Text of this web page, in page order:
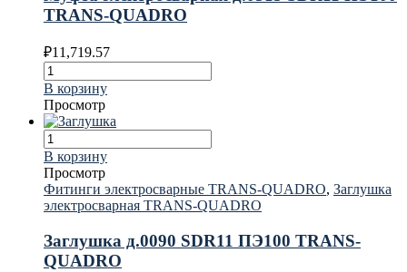
TRANS-QUADRO
₽11,719.57
В корзину
Просмотр
В корзину
Просмотр
Фитинги электросварные TRANS-QUADRO, Заглушка
электросварная TRANS-QUADRO
Заглушка д.0090 SDR11 ПЭ100 TRANS-
QUADRO